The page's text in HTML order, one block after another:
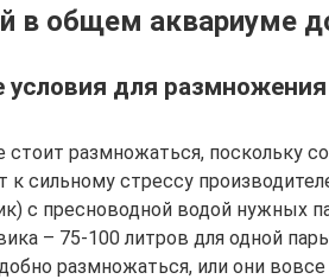
в общем аквариуме
для
размножаться, поскольку
сильному стрессу
с пресноводной водой нужных
– 75-100 литров для одной
размножаться, или они